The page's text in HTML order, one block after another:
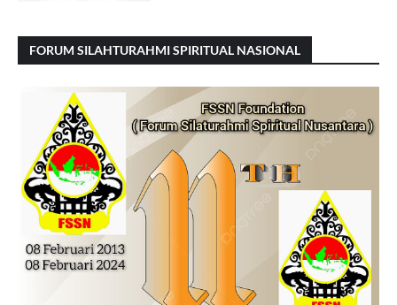
FORUM SILAHTURAHMI SPIRITUAL NASIONAL